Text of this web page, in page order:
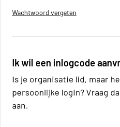
Wachtwoord vergeten
Ik wil een inlogcode
Is je organisatie lid, maar
persoonlijke login? Vraag
aan.